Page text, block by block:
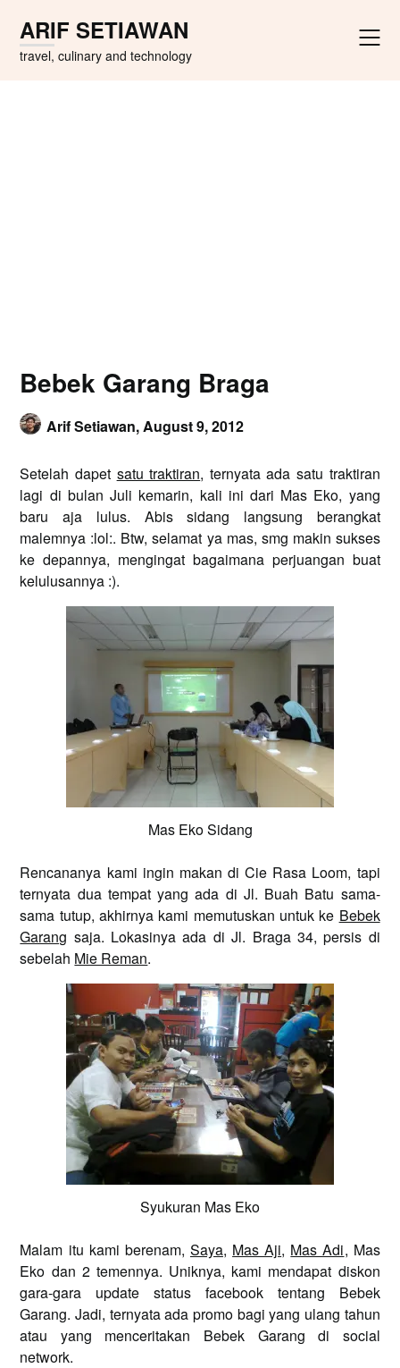
content
ARIF SETIAWAN
travel, culinary and technology
Bebek Garang Braga
Arif Setiawan,August 9, 2012
Setelah dapet satu traktiran, ternyata ada satu traktiran
lagi di bulan Juli kemarin, kali ini dari Mas Eko, yang
baru aja lulus. Abis sidang langsung berangkat
malemnya :lol:. Btw, selamat ya mas, smg makin sukses
ke depannya, mengingat bagaimana perjuangan buat
kelulusannya :).
Mas Eko Sidang
Rencananya kami ingin makan di Cie Rasa Loom, tapi
ternyata dua tempat yang ada di Jl. Buah Batu sama-
sama tutup, akhirnya kami memutuskan untuk ke Bebek
Garang saja. Lokasinya ada di Jl. Braga 34, persis di
sebelah Mie Reman.
Syukuran Mas Eko
Malam itu kami berenam, Saya, Mas Aji, Mas Adi, Mas
Eko dan 2 temennya. Uniknya, kami mendapat diskon
gara-gara update status facebook tentang Bebek
Garang. Jadi, ternyata ada promo bagi yang ulang tahun
atau yang menceritakan Bebek Garang di social
network.